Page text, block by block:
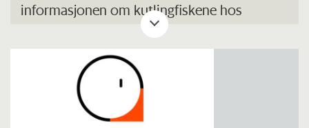
informasjonen om kutlingfiskene hos
Artsdatabanken, sammen med
kommunikasjonsrådgiver Camilla Næss fra
Norsk institutt for naturforskning.
nettsider om kutling hos Artsdatabanken